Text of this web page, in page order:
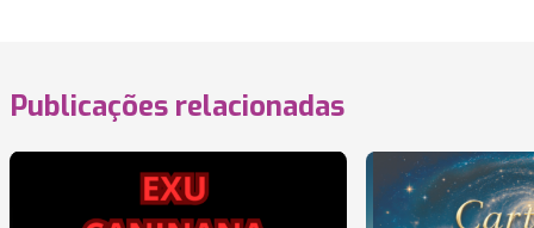
Publicações relacionadas